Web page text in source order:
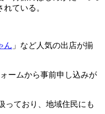
ている。
ん 」など人気の出店が揃
ームから事前申し込みが
っており、地域住民にも